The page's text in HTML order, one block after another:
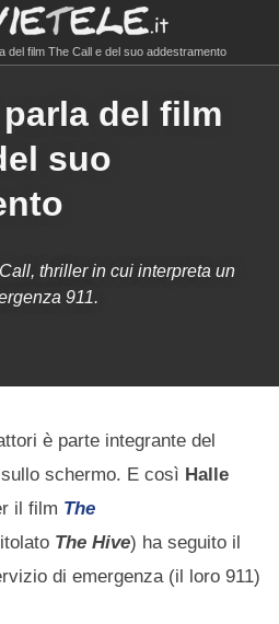
del film The Call e del suo addestramento
del film
suo
thriller in cui interpreta un
911.
è parte integrante del
schermo. E così Halle
il film The
The Hive) ha seguito il
di emergenza (il loro 911)